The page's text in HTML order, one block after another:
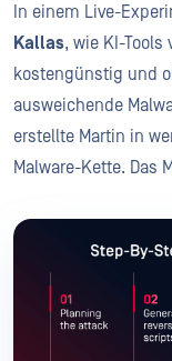
In einem Live-
Kallas, wie KI-
kostengünstig und
ausweichende
erstellte Martin in
Malware-Kette. Das